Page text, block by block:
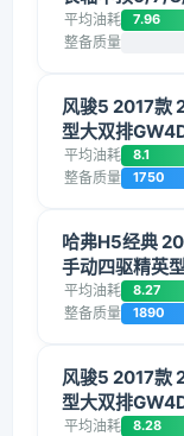
平均油耗 7.96
整备质量
风骏5 2017款
型大双排
平均油耗 8.1
整备质量 1750
哈弗H5经典
手动四驱精英
平均油耗 8.27
整备质量 1890
风骏5 2017款
型大双排
平均油耗 8.28